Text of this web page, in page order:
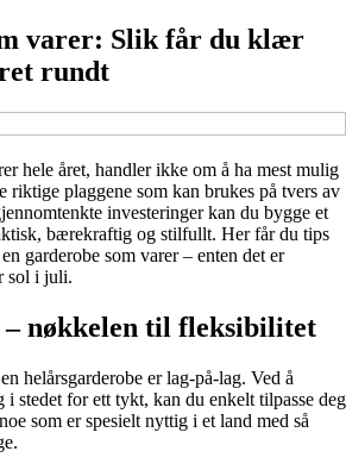
varer: Slik får du klær
rundt
hele året, handler ikke om å ha mest mulig
riktige plaggene som kan brukes på tvers av
investeringer kan du bygge et
bærekraftig og stilfullt. Her får du tips
garderobe som varer – enten det er
sol i juli.
– nøkkelen til fleksibilitet
helårsgarderobe er lag-på-lag. Ved å
i stedet for ett tykt, kan du enkelt tilpasse deg
som er spesielt nyttig i et land med så